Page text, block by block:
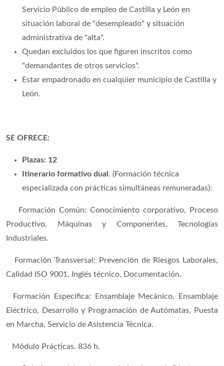
Servicio Público de empleo de Castilla y León en
situación laboral de "desempleado" y situación
administrativa de "alta".
Quedan excluidos los que figuren inscritos como
"demandantes de otros servicios".
Estar empadronado en cualquier municipio de Castilla y
León.
SE OFRECE:
Plazas: 12
Itinerario formativo dual . (Formación técnica
especializada con prácticas simultáneas remuneradas):
Formación Común: Conocimiento corporativo, Proceso
Productivo, Máquinas y Componentes, Tecnologías
Industriales.
Formación Transversal: Prevención de Riesgos Laborales,
Calidad ISO 9001, Inglés técnico, Documentación.
Formación Específica: Ensamblaje Mecánico, Ensamblaje
Eléctrico, Desarrollo y Programación de Autómatas, Puesta
en Marcha, Servicio de Asistencia Técnica.
Módulo Prácticas. 836 h.